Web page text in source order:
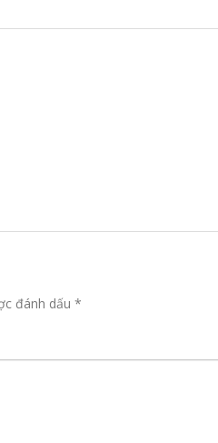
đánh dấu *